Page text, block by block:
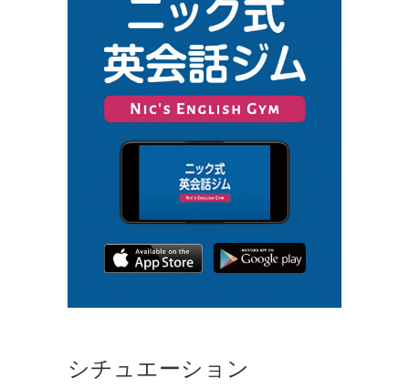
シチュエーション